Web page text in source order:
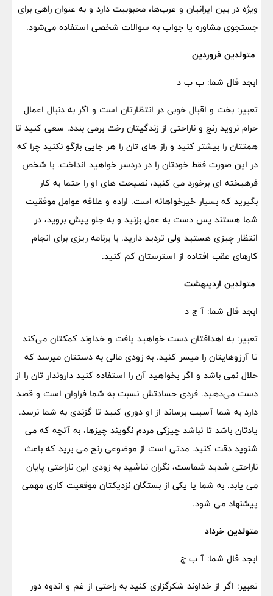
ویژه در بین ایرانیان و عرب‌ها، محبوبیت دارد و به عنوان راهی برای
جستجوی مشاوره یا جواب به سوالات شخصی استفاده می‌شود.
متولدین فروردین
ابجد فال شما: ب ب د
تعبیر: بخت و اقبال خوبی در انتظارتان است و اگر به دنبال اعمال
حرام نروید رنج و ناراحتی از زندگیتان رخت برمی بندد. سعی کنید تا
همتتان را بیشتر کنید و راز های تان را هر جایی بازگو نکنید چرا که
در این صورت فقط خودتان را در دردسر خواهید انداخت. با شخص
فرهیخته ای برخورد می کنید، نصیحت های او را حتما به کار
بگیرید که بسیار خیرخواهانه است. اراده و علاقه عوامل موفقیت
شما هستند پس دست به عمل بزنید و به جلو پیش بروید، در
انتظار چیزی هستید ولی تردید دارید. با برنامه ریزی برای انجام
کارهای عقب افتاده از استرستان کم کنید.
متولدین اردیبهشت
ابجد فال شما: آ ج د
تعبیر: به اهدافتان دست خواهید یافت و خداوند کمکتان می‌کند
تا آرزوهایتان را میسر کنید. به زودی مالی به دستتان میرسد که
حلال نمی باشد و اگر بخواهید آن را استفاده کنید داروندار تان را از
دست می‌دهید. فردی حسادتش نسبت به شما فراوان است و قصد
دارد به شما آسیب برساند از او دوری کنید تا گزندی به شما نرسد.
یادتان باشد تا نباشد چیزکی مردم نگویند چیزها، به آنچه که می
شنوید دقت کنید. مدتی است از موضوعی رنج می برید که باعث
ناراحتی شدید شماست، نگران نباشید به زودی این ناراحتی پایان
می یابد. به شما یا یکی از بستگان نزدیکتان موقعیت کاری مهمی
پیشنهاد می شود.
متولدین خرداد
ابجد فال شما: آ ب ج
تعبیر: اگر از خداوند شکرگزاری کنید به راحتی از غم و اندوه دور